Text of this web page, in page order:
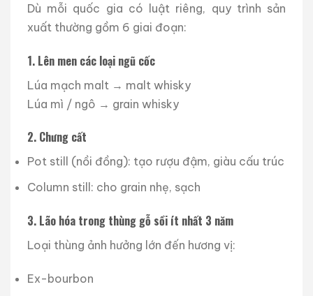
Dù mỗi quốc gia có luật riêng, quy trình sản
xuất thường gồm 6 giai đoạn:
1. Lên men các loại ngũ cốc
Lúa mạch malt → malt whisky
Lúa mì / ngô → grain whisky
2. Chưng cất
Pot still (nồi đồng): tạo rượu đậm, giàu cấu trúc
Column still: cho grain nhẹ, sạch
3. Lão hóa trong thùng gỗ sồi ít nhất 3 năm
Loại thùng ảnh hưởng lớn đến hương vị:
Ex-bourbon